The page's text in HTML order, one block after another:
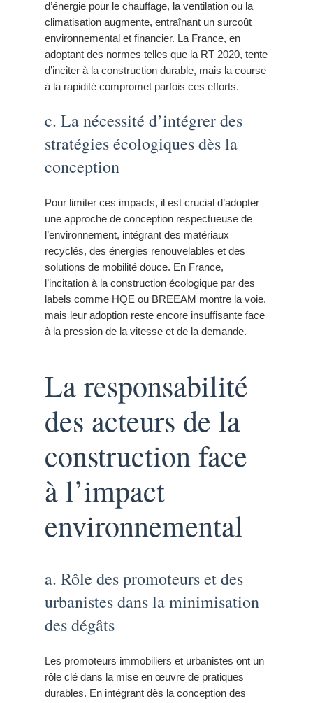
d’énergie pour le chauffage, la ventilation ou la
climatisation augmente, entraînant un surcoût
environnemental et financier. La France, en
adoptant des normes telles que la RT 2020, tente
d’inciter à la construction durable, mais la course
à la rapidité compromet parfois ces efforts.
c. La nécessité d’intégrer des
stratégies écologiques dès la
conception
Pour limiter ces impacts, il est crucial d’adopter
une approche de conception respectueuse de
l’environnement, intégrant des matériaux
recyclés, des énergies renouvelables et des
solutions de mobilité douce. En France,
l’incitation à la construction écologique par des
labels comme HQE ou BREEAM montre la voie,
mais leur adoption reste encore insuffisante face
à la pression de la vitesse et de la demande.
La responsabilité
des acteurs de la
construction face
à l’impact
environnemental
a. Rôle des promoteurs et des
urbanistes dans la minimisation
des dégâts
Les promoteurs immobiliers et urbanistes ont un
rôle clé dans la mise en œuvre de pratiques
durables. En intégrant dès la conception des